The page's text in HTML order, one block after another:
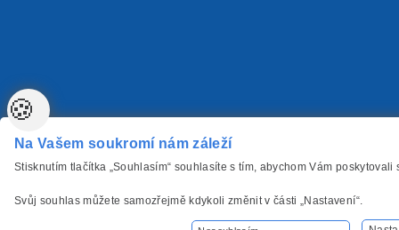
🍪
Na Vašem soukromí nám záleží
Stisknutím tlačítka „Souhlasím“ souhlasíte s tím, abychom Vám
Svůj souhlas můžete samozřejmě kdykoli změnit v části „Nastavení“.